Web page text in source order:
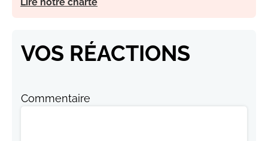
VOS RÉACTIONS
Commentaire